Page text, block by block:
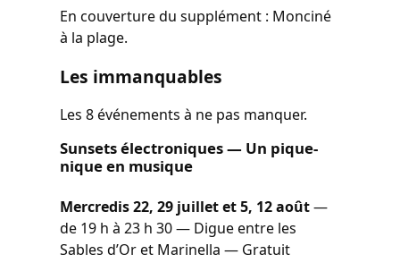
En couverture du supplément : Monciné
à la plage.
Les immanquables
Les 8 événements à ne pas manquer.
Sunsets électroniques — Un pique-
nique en musique
Mercredis 22, 29 juillet et 5, 12 août—
de 19 h à 23 h 30 — Digue entre les
Sables d’Or et Marinella — Gratuit